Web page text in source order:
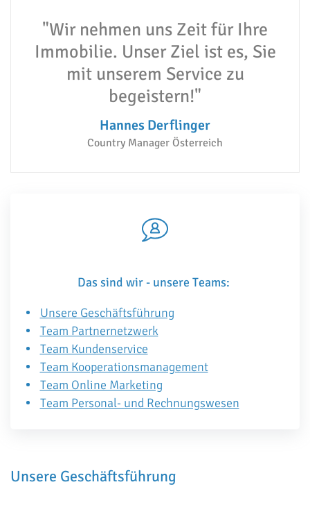
"Wir nehmen uns Zeit für Ihre
Immobilie. Unser Ziel ist es, Sie
mit unserem Service zu
begeistern!"
Hannes Derflinger
Country Manager Österreich
Das sind wir - unsere Teams:
Unsere Geschäftsführung
Team Partnernetzwerk
Team Kundenservice
Team Kooperationsmanagement
Team Online Marketing
Team Personal- und Rechnungswesen
Unsere Geschäftsführung